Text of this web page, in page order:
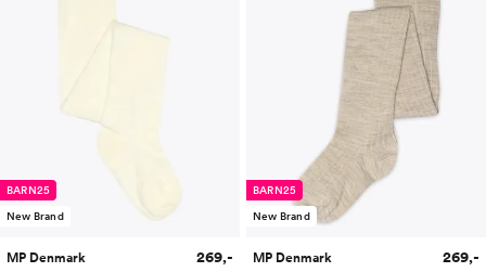
BARN25
New Brand
MP Denmark
269,-
BARN25
New Brand
MP Denmark
269,-